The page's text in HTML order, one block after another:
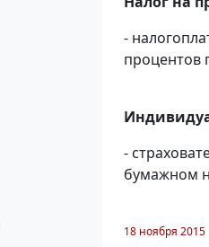
-
процентов
-
бумажном
18 ноября 2015